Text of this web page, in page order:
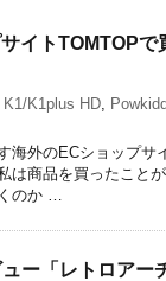
イトTOMTOP
K1plus HD,
海外のECショップサ
は商品を買ったこと
のか …
ー「レトロアー